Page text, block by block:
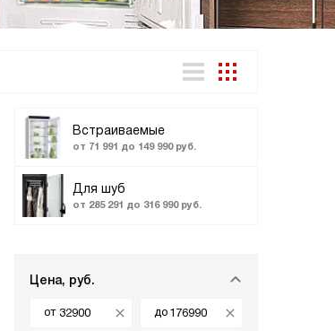
Встраиваемые
от 71 991 до 149 990 руб.
Для шуб
от 285 291 до 316 990 руб.
Цена, руб.
от до